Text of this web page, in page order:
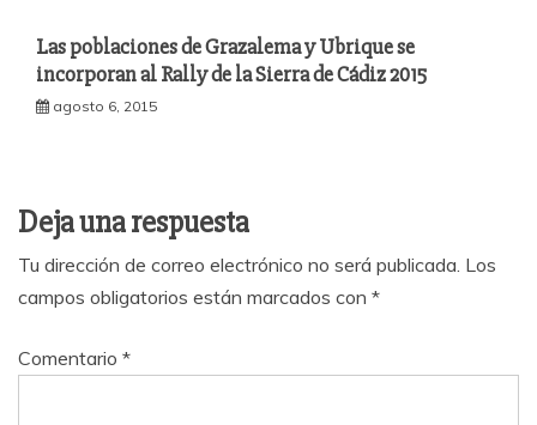
Las poblaciones de Grazalema y Ubrique se
incorporan al Rally de la Sierra de Cádiz 2015
agosto 6, 2015
Deja una respuesta
Tu dirección de correo electrónico no será publicada. Los
campos obligatorios están marcados con *
Comentario *